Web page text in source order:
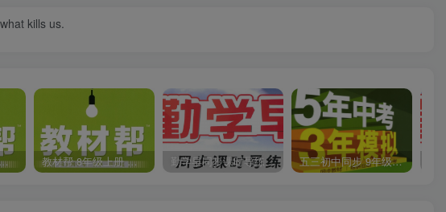
kills us.
册 语文人教版(2023秋) 教材帮 8年级上册 语文人教版(2023秋) 勤学早同步课时导练 数学人教版 7年级上册 五三初中同步 9年级上册 数学人教版(2023版)